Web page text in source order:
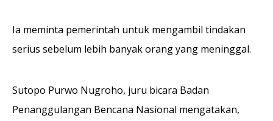
Ia meminta pemerintah untuk mengambil tindakan
serius sebelum lebih banyak orang yang meninggal.
Sutopo Purwo Nugroho, juru bicara Badan
Penanggulangan Bencana Nasional mengatakan,